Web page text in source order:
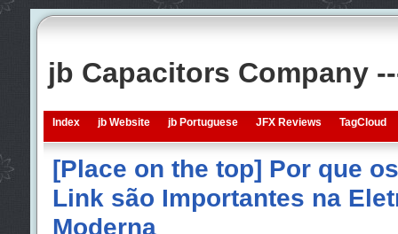
jb Capacitors Company
Index jb Website jb Portuguese JFX Reviews TagCloud
[Place on the top] Por que
Link são Importantes na
Moderna